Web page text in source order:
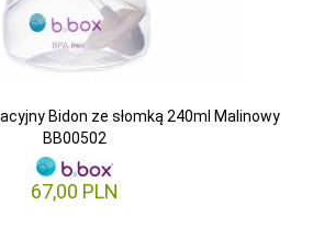
Bidon ze słomką 240ml Malinowy
BB00502
67,00 PLN